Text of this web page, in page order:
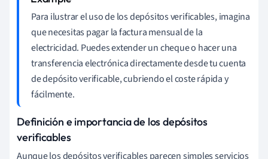
Para ilustrar el uso de los depósitos verificables, imagina
que necesitas pagar la factura mensual de la
electricidad. Puedes extender un cheque o hacer una
transferencia electrónica directamente desde tu cuenta
de depósito verificable, cubriendo el coste rápida y
fácilmente.
Definición e importancia de los depósitos
verificables
Aunque los depósitos verificables parecen simples servicios